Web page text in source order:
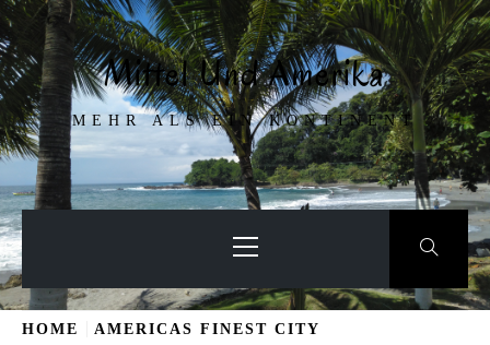
Skip
to
content
Mittel Und Amerika
MEHR ALS EIN KONTINENT
Menu
HOME AMERICAS FINEST CITY